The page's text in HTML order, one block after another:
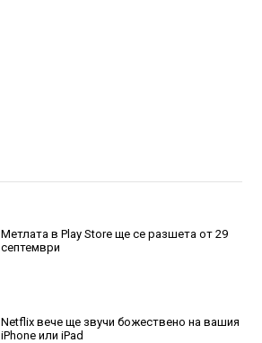
Метлата в Play Store ще се разшета от 29
септември
Netflix вече ще звучи божествено на вашия
iPhone или iPad